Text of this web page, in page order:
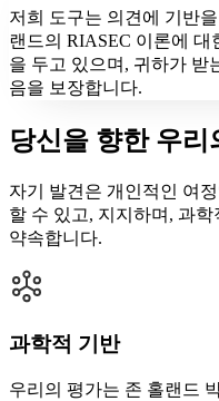
저희 도구는 의견에 기반
랜드의 RIASEC 이론에
을 두고 있으며, 귀하가 받
음을 보장합니다.
당신을 향한 우리
자기 발견은 개인적인 여
할 수 있고, 지지하며, 과
약속합니다.
과학적 기반
우리의 평가는 존 홀랜드